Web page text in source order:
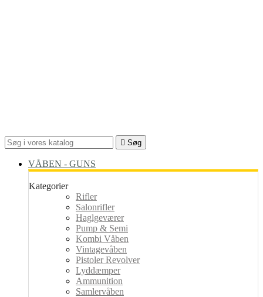
 Søg
VÅBEN - GUNS
Kategorier
Rifler
Salonrifler
Haglgeværer
Pump & Semi
Kombi Våben
Vintagevåben
Pistoler Revolver
Lyddæmper
Ammunition
Samlervåben